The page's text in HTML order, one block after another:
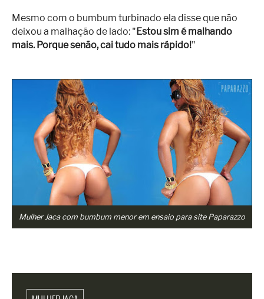
Mesmo com o bumbum turbinado ela disse que não
deixou a malhação de lado: "Estou sim é malhando
mais. Porque senão, cai tudo mais rápido!"
Mulher Jaca com bumbum menor em ensaio para site Paparazzo